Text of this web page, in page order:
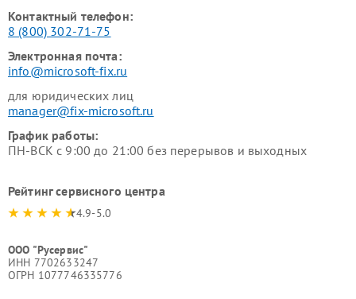
Контактный телефон:
8 (800) 302-71-75
Электронная почта:
info@microsoft-fix.ru
для юридических лиц
manager@fix-microsoft.ru
График работы:
ПН-ВСК с 9:00 до 21:00 без перерывов и выходных
Рейтинг сервисного центра
4.9-5.0
ООО "Русервис"
ИНН 7702633247
ОГРН 1077746335776